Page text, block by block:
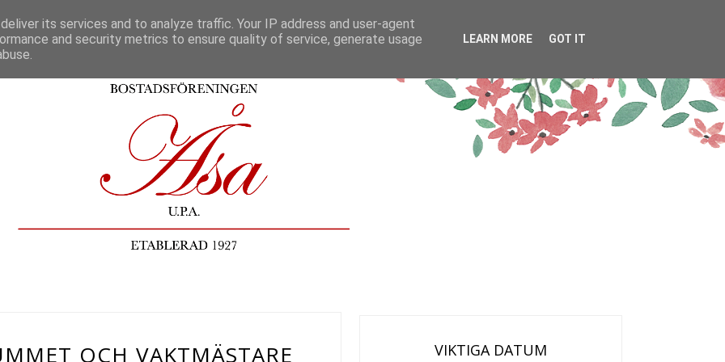
OCH VAKTMÄSTARE VIKTIGA DATUM
its services and to analyze traffic. Your IP address and user-agent
and security metrics to ensure quality of service, generate usage
LEARN MORE GOT IT